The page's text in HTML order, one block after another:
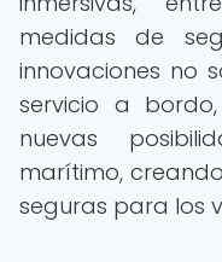
medidas de
innovaciones no
servicio a
nuevas
marítimo,
seguras para los